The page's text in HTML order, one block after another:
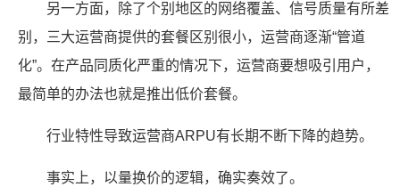
另一方面，除了个别地区的网络覆盖、信号质量有所差
别，三大运营商提供的套餐区别很小，运营商逐渐“管道
化”。在产品同质化严重的情况下，运营商要想吸引用户，
最简单的办法也就是推出低价套餐。
行业特性导致运营商ARPU有长期不断下降的趋势。
事实上，以量换价的逻辑，确实奏效了。